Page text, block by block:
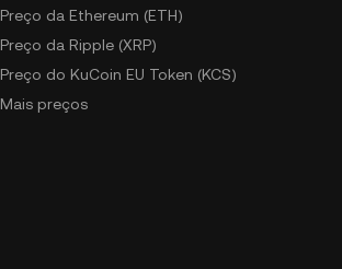
Preço da Ethereum (ETH)
Preço da Ripple (XRP)
Preço do KuCoin EU Token (KCS)
Mais preços